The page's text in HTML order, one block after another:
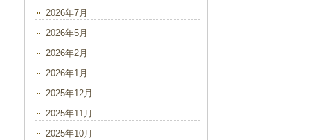
2026年7月
2026年5月
2026年2月
2026年1月
2025年12月
2025年11月
2025年10月